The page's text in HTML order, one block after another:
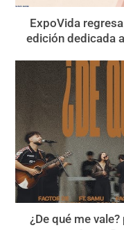
ExpoVida
edición dedicada
¿De qué me